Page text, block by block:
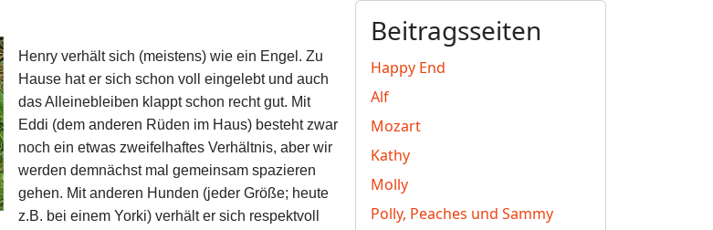
Beitragsseiten
Happy End
Alf
Mozart
Kathy
Molly
Polly, Peaches und Sammy
Henry verhält sich (meistens) wie ein Engel. Zu
Hause hat er sich schon voll eingelebt und auch
das Alleinebleiben klappt schon recht gut. Mit
Eddi (dem anderen Rüden im Haus) besteht zwar
noch ein etwas zweifelhaftes Verhältnis, aber wir
werden demnächst mal gemeinsam spazieren
gehen. Mit anderen Hunden (jeder Größe; heute
z.B. bei einem Yorki) verhält er sich respektvoll